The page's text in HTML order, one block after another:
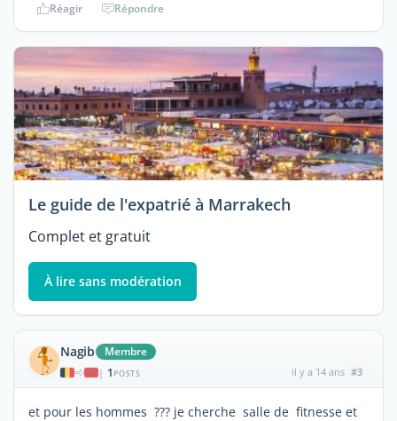
Réagir Répondre
Le guide de l'expatrié à Marrakech
Complet et gratuit
À lire sans modération
Nagib Membre
| 1 POSTS il y a 14 ans #3
et pour les hommes ??? je cherche salle de fitnesse et